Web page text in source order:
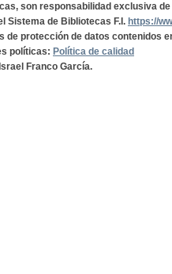
son responsabilidad exclusiva
Sistema de Bibliotecas F.I. https://
de protección de datos contenidos
políticas: Política de calidad
Franco García.